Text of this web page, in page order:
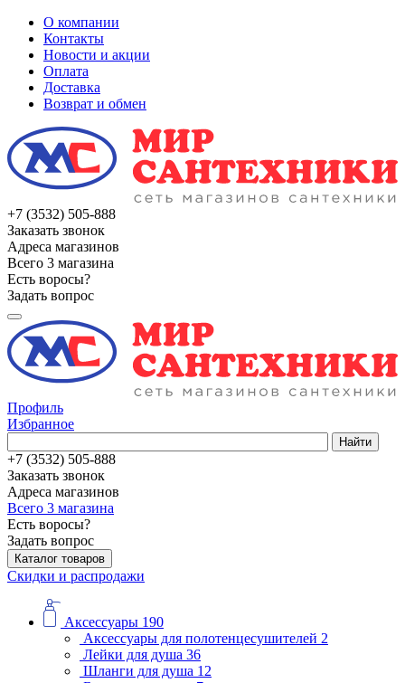
О компании
Контакты
Новости и акции
Оплата
Доставка
Возврат и обмен
+7 (3532) 505-888
Заказать звонок
Адреса магазинов
Всего 3 магазина
Есть воросы?
Задать вопрос
Профиль
Избранное
Найти
+7 (3532) 505-888
Заказать звонок
Адреса магазинов
Всего 3 магазина
Есть воросы?
Задать вопрос
Каталог товаров
Скидки и распродажи
Аксессуары 190
Аксессуары для полотенцесушителей 2
Лейки для душа 36
Шланги для душа 12